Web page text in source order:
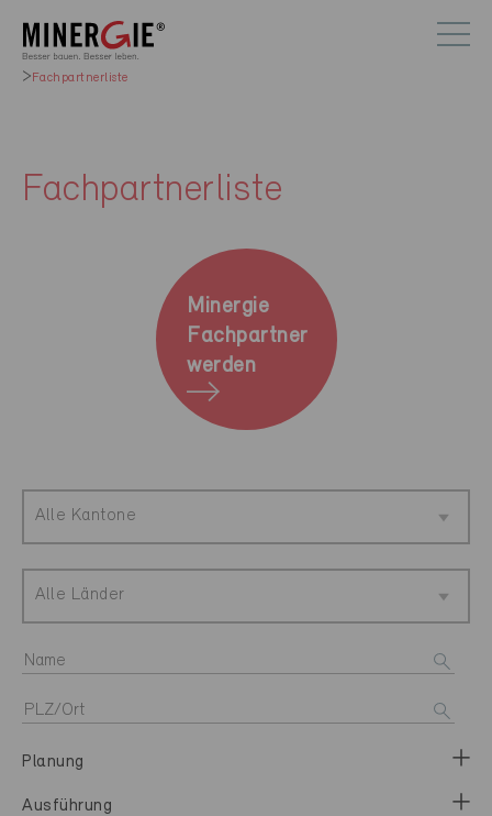
Fachpartnerliste
Fachpartnerliste
Minergie
Fachpartner
werden
Alle Kantone
Alle Länder
Planung
Ausführung